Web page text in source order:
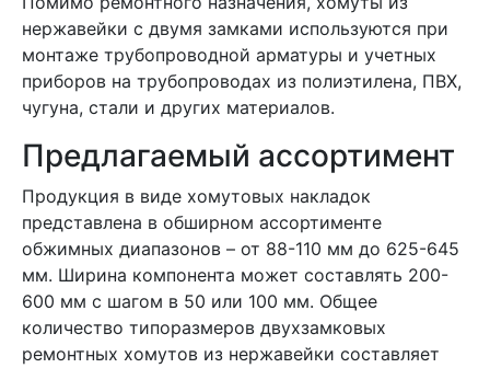
нержавейки с двумя замками используются при
монтаже трубопроводной арматуры и учетных
приборов на трубопроводах из полиэтилена, ПВХ,
чугуна, стали и других материалов.
Предлагаемый ассортимент
Продукция в виде хомутовых накладок
представлена в обширном ассортименте
обжимных диапазонов – от 88-110 мм до 625-645
мм. Ширина компонента может составлять 200-
600 мм с шагом в 50 или 100 мм. Общее
количество типоразмеров двухзамковых
ремонтных хомутов из нержавейки составляет